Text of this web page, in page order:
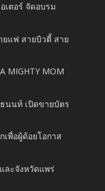
เตอร์ จัดอบรม
แฟ สายบิวตี้ สาย
MIGHTY MOM
นนท์ เปิดขายบัตร
พื่อผู้ด้อยโอกาส
ละจังหวัดแพร่